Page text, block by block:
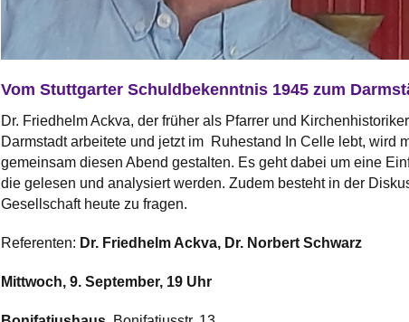
Vom Stuttgarter Schuldbekenntnis 1945 zum
Dr. Friedhelm Ackva, der früher als Pfarrer und
Darmstadt arbeitete und jetzt im Ruhestand In Celle lebt, wird
gemeinsam diesen Abend gestalten. Es geht dabei um eine
die gelesen und analysiert werden. Zudem besteht in der
Gesellschaft heute zu fragen.
Referenten: Dr. Friedhelm Ackva, Dr. Norbert Schwarz
Mittwoch, 9. September, 19 Uhr